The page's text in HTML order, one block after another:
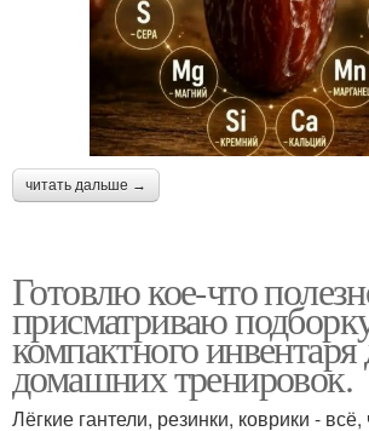
читать дальше →
Готовлю кое-что
присматриваю
компактного инвентаря
домашних тренировок.
Лёгкие гантели, резинки, коврики - всё,